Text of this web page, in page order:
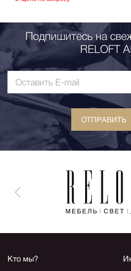
Подпишитесь на
RELOFT
ОТПРАВИТЬ
Кто мы?